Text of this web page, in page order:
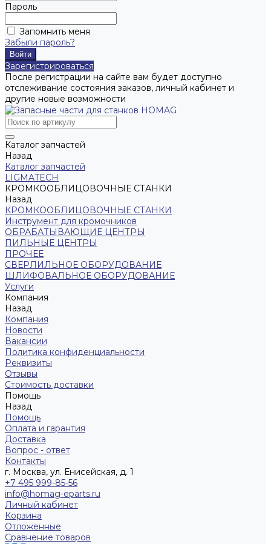
Пароль
Запомнить меня
Забыли пароль?
Зарегистрироваться
После регистрации на сайте вам будет доступно
отслеживание состояния заказов, личный кабинет и
другие новые возможности
Каталог запчастей
Назад
Каталог запчастей
LIGMATECH
КРОМКООБЛИЦОВОЧНЫЕ СТАНКИ
Назад
КРОМКООБЛИЦОВОЧНЫЕ СТАНКИ
Инструмент для кромочников
ОБРАБАТЫВАЮЩИЕ ЦЕНТРЫ
ПИЛЬНЫЕ ЦЕНТРЫ
ПРОЧЕЕ
СВЕРЛИЛЬНОЕ ОБОРУДОВАНИЕ
ШЛИФОВАЛЬНОЕ ОБОРУДОВАНИЕ
Услуги
Компания
Назад
Компания
Новости
Вакансии
Политика конфиденциальности
Реквизиты
Отзывы
Стоимость доставки
Помощь
Назад
Помощь
Оплата и гарантия
Доставка
Вопрос - ответ
Контакты
г. Москва, ул. Енисейская, д. 1
+7 495 999-85-56
info@homag-eparts.ru
Личный кабинет
Корзина
Отложенные
Сравнение товаров